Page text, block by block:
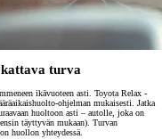
turva
ikävuoteen asti. Toyota Relax -
ohjelman mukaisesti. Jatka
huoltoon asti – autolle, joka on
täyttyvän mukaan). Turvan
huollon yhteydessä.